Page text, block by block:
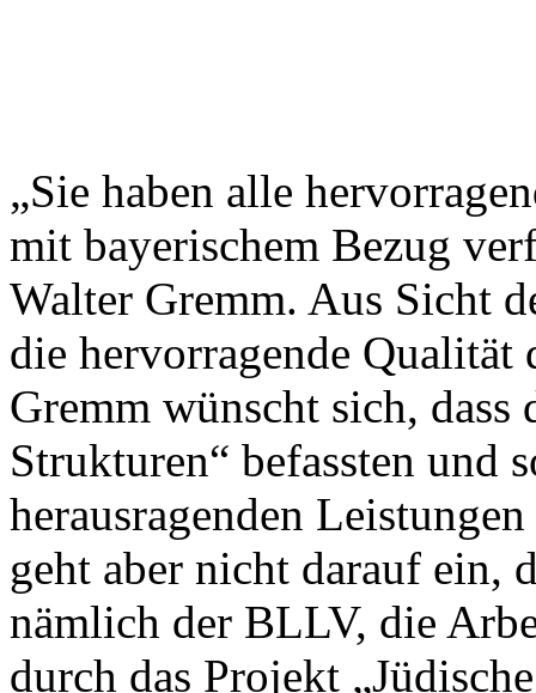
„Sie haben alle
mit bayerischem Bezug
Walter Gremm. Aus Sicht
die hervorragende Qualität
Gremm wünscht sich,
Strukturen“ befassten und
herausragenden
geht aber nicht darauf ein,
nämlich der BLLV, die
durch das Projekt